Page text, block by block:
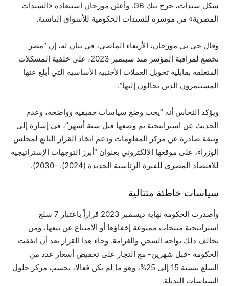
شكل سندات، خرج بنك GB. وأعلن مورجان استبعاده «السندات
المصرية» من مؤشره للسندات الحكومية للأسواق الناشئة.
وقال جي بي مورجان، الأربعاء الماضي، في بيان له، إن “مصر
تخضع لمراقبة المؤشر منذ سبتمبر 2023، على خلفية المشكلات
المتعلقة بقابلية تحويل العملات الأجنبية الأساسية التي أبلغ عنها
المستثمرون الذين يحالون إليها”.
ويؤكد النحاس أنه “يجب وضع سياسات حقيقية وواضحة، وعدم
الحديث عن استراتيجية تم وضعها قبل ستة أشهر”، في إشارة إلى
وثيقة صادرة عن مركز المعلومات ودعم اتخاذ القرار التابع لمجلس
الوزراء، على موقعها الإلكتروني بعنوان “أبرز التوجهات الإستراتيجية
للاقتصاد المصري للفترة الرئاسية الجديدة (2024). -2030).
سياسات خاطئة متتالية
وأصدرت الحكومة نهاية ديسمبر 2023 قراراً باعتبار 7 سلع
استراتيجية منتجات ممنوعة إخفاؤها أو الامتناع عن بيعها، ومن
يخالف ذلك يواجه السجن والغرامة. وجاء هذا القرار بعد أن اتفقت
الحكومة -قبل شهرين- مع التجار على تخفيض أسعار عدد من
السلع بنسبة 15 إلى 25%، وهو ما لم يكن فعالا، بحسب مركز حلول
السياسات البديلة.